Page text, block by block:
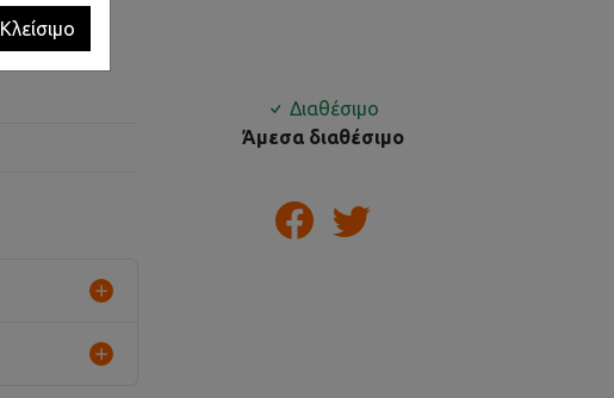
Διαθέσιμο
Άμεσα διαθέσιμο
Κλείσιμο